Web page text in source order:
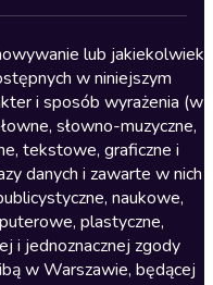
lub jakiekolwiek
w niniejszym
i sposób wyrażenia (w
słowno-muzyczne,
tekstowe, graficzne i
danych i zawarte w nich
naukowe,
plastyczne,
i jednoznacznej zgody
w Warszawie, będącej